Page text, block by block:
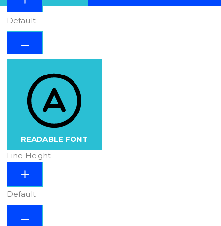
Default
READABLE FONT
Line Height
Default